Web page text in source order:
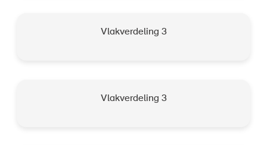
Vlakverdeling 3
Vlakverdeling 3